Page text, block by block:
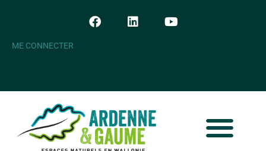
ME CONNECTER